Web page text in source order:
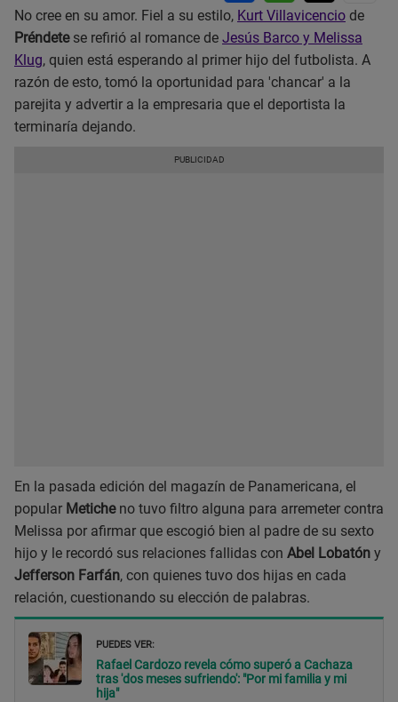
No cree en su amor. Fiel a su estilo, Kurt Villavicencio de
Préndete se refirió al romance de Jesús Barco y Melissa
Klug, quien está esperando al primer hijo del futbolista. A
razón de esto, tomó la oportunidad para 'chancar' a la
parejita y advertir a la empresaria que el deportista la
terminaría dejando.
En la pasada edición del magazín de Panamericana, el
popular Meticheno tuvo filtro alguna para arremeter contra
Melissa por afirmar que escogió bien al padre de su sexto
hijo y le recordó sus relaciones fallidas con Abel Lobatón y
Jefferson Farfán, con quienes tuvo dos hijas en cada
relación, cuestionando su elección de palabras.
PUEDES VER:
Rafael Cardozo revela cómo superó a Cachaza
tras 'dos meses sufriendo': "Por mi familia y mi
hija"